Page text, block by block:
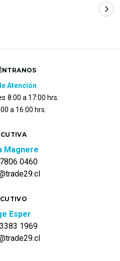
Atención
8:00 a 17:00 hrs.
a 16:00 hrs.
Magnere
0460
Esper
1969